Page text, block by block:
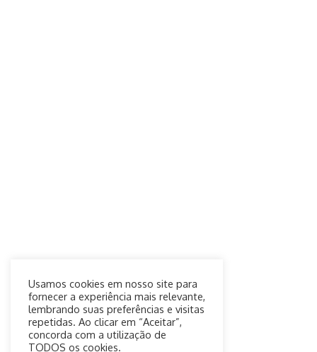
Usamos cookies em nosso site para
fornecer a experiência mais relevante,
lembrando suas preferências e visitas
repetidas. Ao clicar em “Aceitar”,
concorda com a utilização de
TODOS os cookies.